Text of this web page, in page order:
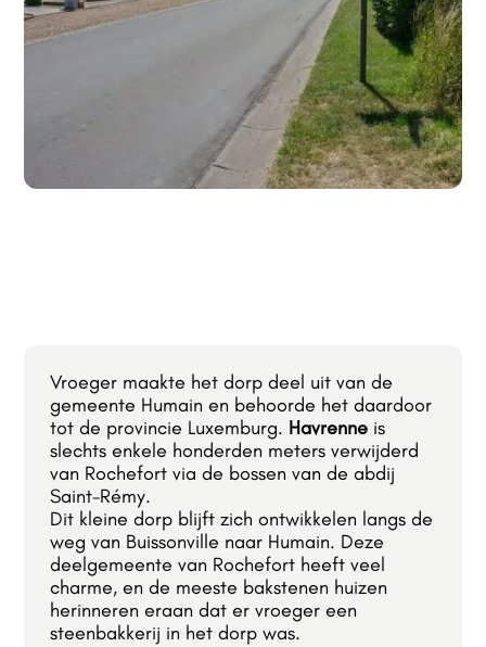
Vroeger maakte het dorp deel uit van de
gemeente Humain en behoorde het daardoor
tot de provincie Luxemburg. Havrenne is
slechts enkele honderden meters verwijderd
van Rochefort via de bossen van de abdij
Saint-Rémy.
Dit kleine dorp blijft zich ontwikkelen langs de
weg van Buissonville naar Humain. Deze
deelgemeente van Rochefort heeft veel
charme, en de meeste bakstenen huizen
herinneren eraan dat er vroeger een
steenbakkerij in het dorp was.